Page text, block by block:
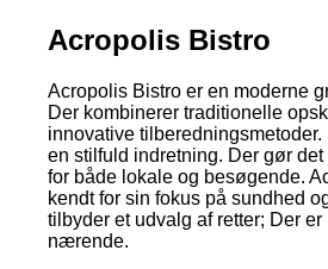
Acropolis Bistro
Acropolis Bistro er en moderne
Der kombinerer traditionelle
innovative
en stilfuld indretning. Der gør
for både lokale og besøgende.
kendt for sin fokus på sundhed
tilbyder et udvalg af retter; Der
nærende.